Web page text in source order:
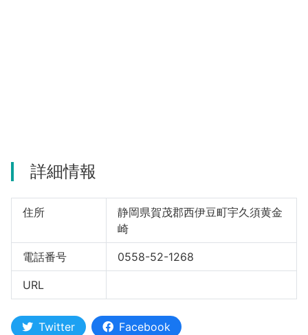
詳細情報
住所
静岡県賀茂郡西伊豆町宇久須黄金
崎
電話番号 0558-52-1268
URL
Twitter Facebook